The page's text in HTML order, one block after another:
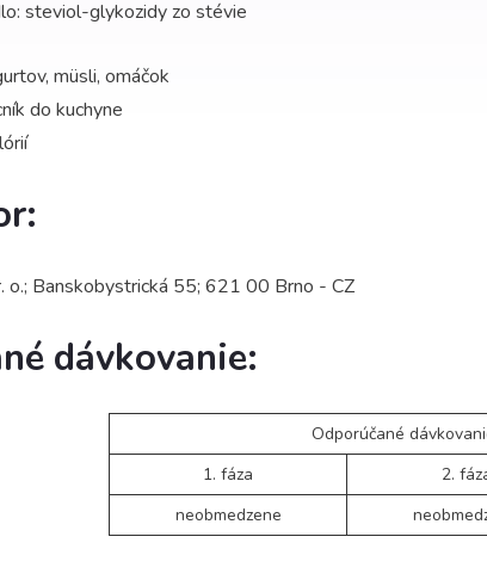
steviol-glykozidy zo stévie
müsli, omáčok
do kuchyne
o.; Banskobystrická 55; 621 00 Brno - CZ
dávkovanie:
Odporúčané
1. fáza
2.
neobmedzene